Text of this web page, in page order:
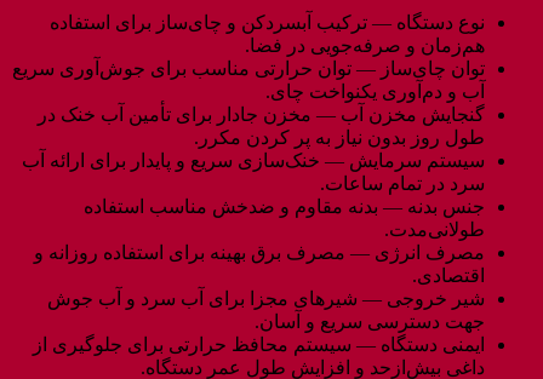
نوع دستگاه — ترکیب آبسردکن و چای‌ساز برای استفاده
هم‌زمان و صرفه‌جویی در فضا.
توان چای‌ساز — توان حرارتی مناسب برای جوش‌آوری سریع
آب و دم‌آوری یکنواخت چای.
گنجایش مخزن آب — مخزن جادار برای تأمین آب خنک در
طول روز بدون نیاز به پر کردن مکرر.
سیستم سرمایش — خنک‌سازی سریع و پایدار برای ارائه آب
سرد در تمام ساعات.
جنس بدنه — بدنه مقاوم و ضدخش مناسب استفاده
طولانی‌مدت.
مصرف انرژی — مصرف برق بهینه برای استفاده روزانه و
اقتصادی.
شیر خروجی — شیرهای مجزا برای آب سرد و آب جوش
جهت دسترسی سریع و آسان.
ایمنی دستگاه — سیستم محافظ حرارتی برای جلوگیری از
داغی بیش‌ازحد و افزایش طول عمر دستگاه.